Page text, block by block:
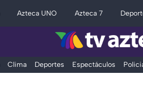
Azteca UNO Azteca 7
Clima Deportes Espectáculos